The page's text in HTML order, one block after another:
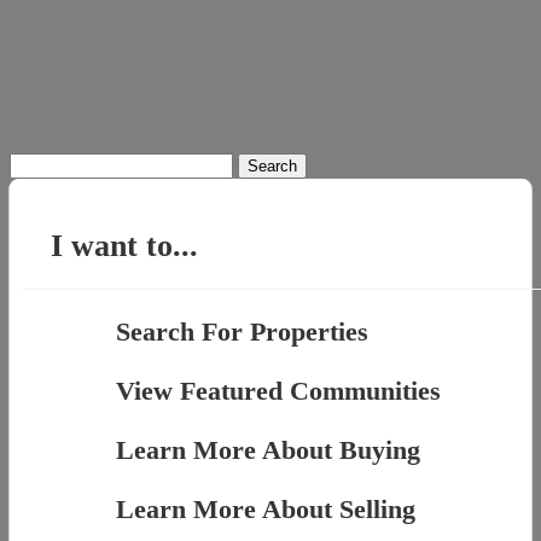
for:
I want to...
Search For Properties
View Featured Communities
Learn More About Buying
Learn More About Selling